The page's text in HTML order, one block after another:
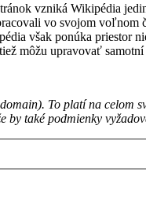
vzniká Wikipédia
vo svojom voľnom
však ponúka priestor
môžu upravovať samotní
To platí na celom
by také podmienky